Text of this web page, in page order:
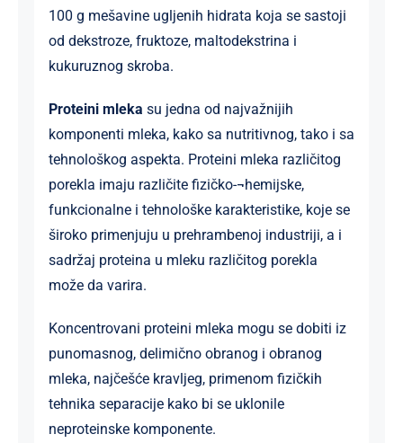
100 g mešavine ugljenih hidrata koja se sastoji
od dekstroze, fruktoze, maltodekstrina i
kukuruznog skroba.
Proteini mleka su jedna od najvažnijih
komponenti mleka, kako sa nutritivnog, tako i sa
tehnološkog aspekta. Proteini mleka različitog
porekla imaju različite fizičko-¬hemijske,
funkcionalne i tehnološke karakteristike, koje se
široko primenjuju u prehrambenoj industriji, a i
sadržaj proteina u mleku različitog porekla
može da varira.
Koncentrovani proteini mleka mogu se dobiti iz
punomasnog, delimično obranog i obranog
mleka, najčešće kravljeg, primenom fizičkih
tehnika separacije kako bi se uklonile
neproteinske komponente.